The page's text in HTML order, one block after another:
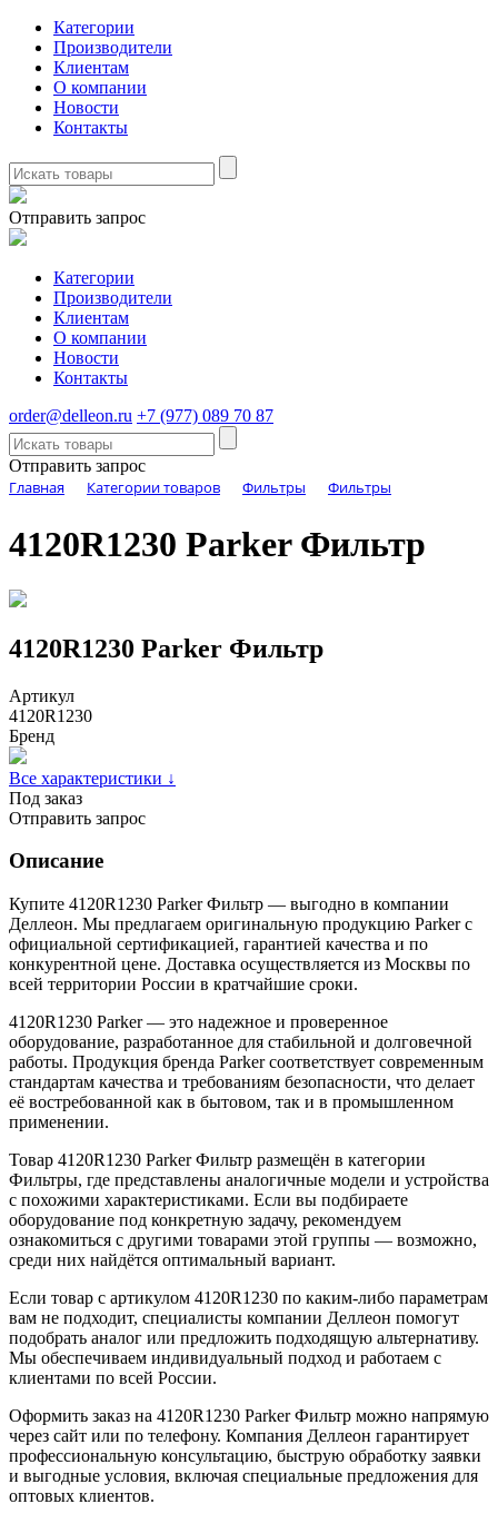
Категории
Производители
Клиентам
О компании
Новости
Контакты
Отправить запрос
Категории
Производители
Клиентам
О компании
Новости
Контакты
order@delleon.ru +7 (977) 089 70 87
Отправить запрос
Главная Категории товаров Фильтры Фильтры
4120R1230 Parker Фильтр
4120R1230 Parker Фильтр
Артикул
4120R1230
Бренд
Все характеристики ↓
Под заказ
Отправить запрос
Описание
Купите 4120R1230 Parker Фильтр — выгодно в компании
Деллеон. Мы предлагаем оригинальную продукцию Parker с
официальной сертификацией, гарантией качества и по
конкурентной цене. Доставка осуществляется из Москвы по
всей территории России в кратчайшие сроки.
4120R1230 Parker — это надежное и проверенное
оборудование, разработанное для стабильной и долговечной
работы. Продукция бренда Parker соответствует современным
стандартам качества и требованиям безопасности, что делает
её востребованной как в бытовом, так и в промышленном
применении.
Товар 4120R1230 Parker Фильтр размещён в категории
Фильтры, где представлены аналогичные модели и устройства
с похожими характеристиками. Если вы подбираете
оборудование под конкретную задачу, рекомендуем
ознакомиться с другими товарами этой группы — возможно,
среди них найдётся оптимальный вариант.
Если товар с артикулом 4120R1230 по каким-либо параметрам
вам не подходит, специалисты компании Деллеон помогут
подобрать аналог или предложить подходящую альтернативу.
Мы обеспечиваем индивидуальный подход и работаем с
клиентами по всей России.
Оформить заказ на 4120R1230 Parker Фильтр можно напрямую
через сайт или по телефону. Компания Деллеон гарантирует
профессиональную консультацию, быструю обработку заявки
и выгодные условия, включая специальные предложения для
оптовых клиентов.